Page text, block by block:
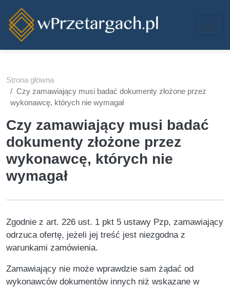
Strona główna
Czy zamawiający musi badać dokumenty złożone przez
wykonawcę, których nie wymagał
Czy zamawiający musi badać
dokumenty złożone przez
wykonawcę, których nie
wymagał
Zgodnie z art. 226 ust. 1 pkt 5 ustawy Pzp, zamawiający
odrzuca ofertę, jeżeli jej treść jest niezgodna z
warunkami zamówienia.
Zamawiający nie może wprawdzie sam żądać od
wykonawców dokumentów innych niż wskazane w